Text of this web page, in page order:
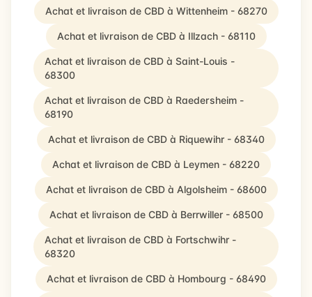
Achat et livraison de CBD à Wittenheim - 68270
Achat et livraison de CBD à Illzach - 68110
Achat et livraison de CBD à Saint-Louis -
68300
Achat et livraison de CBD à Raedersheim -
68190
Achat et livraison de CBD à Riquewihr - 68340
Achat et livraison de CBD à Leymen - 68220
Achat et livraison de CBD à Algolsheim - 68600
Achat et livraison de CBD à Berrwiller - 68500
Achat et livraison de CBD à Fortschwihr -
68320
Achat et livraison de CBD à Hombourg - 68490